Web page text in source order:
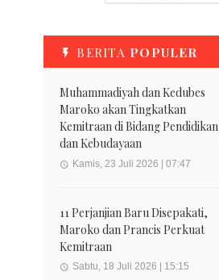
BERITA POPULER
Muhammadiyah dan Kedubes
Maroko akan Tingkatkan
Kemitraan di Bidang Pendidikan
dan Kebudayaan
Kamis, 23 Juli 2026 | 07:47
11 Perjanjian Baru Disepakati,
Maroko dan Prancis Perkuat
Kemitraan
Sabtu, 18 Juli 2026 | 15:15